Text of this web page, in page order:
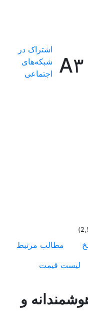
ابرکوه ۱۲ متری A۳
اشتراک در
شبکه‌های
اجتماعی
)
مطالب مرتبط
لیست قیمت
و